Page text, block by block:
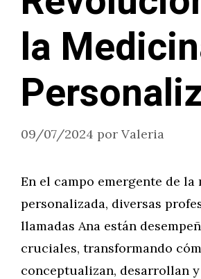
la
09/07/2024 por Valeria
En el campo emergente de la
personalizada, diversas
llamadas Ana están
cruciales, transformando
conceptualizan, desarrollan